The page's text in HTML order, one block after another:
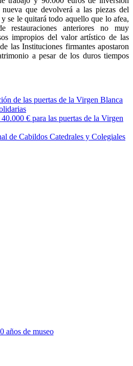
que devolverá a las piezas del
se le quitará todo aquello que lo afea,
restauraciones anteriores no muy
impropios del valor artístico de las
las Instituciones firmantes apostaron
a pesar de los duros tiempos
de las puertas de la Virgen Blanca
€ para las puertas de la Virgen
de Cabildos Catedrales y Colegiales